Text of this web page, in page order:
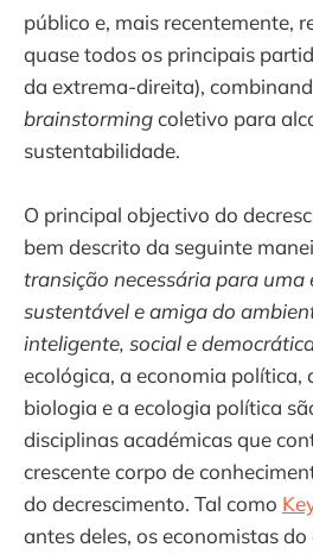
público e, mais recentemente,
quase todos os principais
da extrema-direita),
brainstormingcoletivo para
sustentabilidade.
O principal objectivo do
bem descrito da seguinte
transição necessária para uma
sustentável e amiga do
inteligente, social e
ecológica, a economia política,
biologia e a ecologia política
disciplinas académicas que
crescente corpo de
do decrescimento. Tal como
antes deles, os economistas